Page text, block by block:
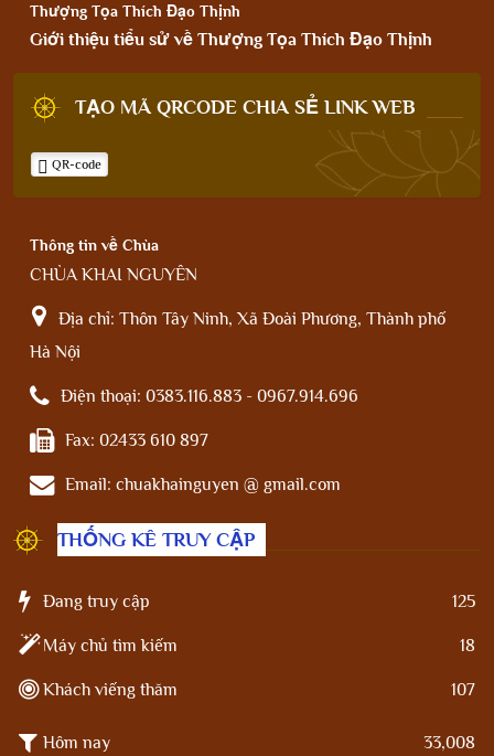
Thượng Tọa Thích Đạo Thịnh
Giới thiệu tiểu sử về Thượng Tọa Thích Đạo Thịnh
TẠO MÃ QRCODE CHIA SẺ LINK WEB
QR-code
Thông tin về Chùa
CHÙA KHAI NGUYÊN
Địa chỉ: Thôn Tây Ninh, Xã Đoài Phương, Thành phố
Hà Nội
Điện thoại: 0383.116.883 - 0967.914.696
Fax: 02433 610 897
Email: chuakhainguyen @ gmail.com
THỐNG KÊ TRUY CẬP
Đang truy cập 125
Máy chủ tìm kiếm 18
Khách viếng thăm 107
Hôm nay 33,008